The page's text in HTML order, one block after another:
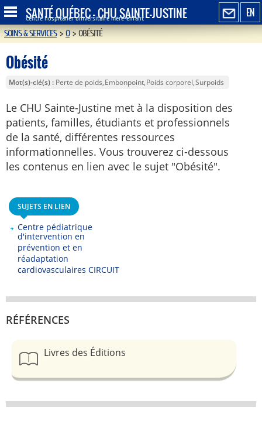
EN
SANTÉ QUÉBEC - CHU SAINTE-JUSTINE
Centre hospitalier universitaire mère-enfant
SOINS & SERVICES>O>OBÉSITÉ
Obésité
Mot(s)-clé(s) Perte de poids Embonpoint Poids corporel Surpoids
Le CHU Sainte-Justine met à la disposition des
patients, familles, étudiants et professionnels
de la santé, différentes ressources
informationnelles. Vous trouverez ci-dessous
les contenus en lien avec le sujet "Obésité".
SUJETS EN LIEN
Centre pédiatrique
d'intervention en
prévention et en
réadaptation
cardiovasculaires CIRCUIT
RÉFÉRENCES
Livres des Éditions